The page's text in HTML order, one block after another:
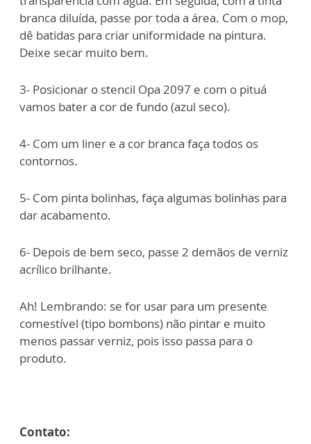
branca diluída, passe por toda a área. Com o mop,
dê batidas para criar uniformidade na pintura.
Deixe secar muito bem.
3- Posicionar o stencil Opa 2097 e com o pituá
vamos bater a cor de fundo (azul seco).
4- Com um liner e a cor branca faça todos os
contornos.
5- Com pinta bolinhas, faça algumas bolinhas para
dar acabamento.
6- Depois de bem seco, passe 2 demãos de verniz
acrílico brilhante.
Ah! Lembrando: se for usar para um presente
comestível (tipo bombons) não pintar e muito
menos passar verniz, pois isso passa para o
produto.
Contato: